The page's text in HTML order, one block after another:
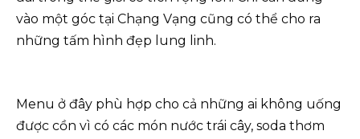
vào một góc tại Chạng Vạng cũng có thể cho ra
những tấm hình đẹp lung linh.
Menu ở đây phù hợp cho cả những ai không uống
được cồn vì có các món nước trái cây, soda thơm